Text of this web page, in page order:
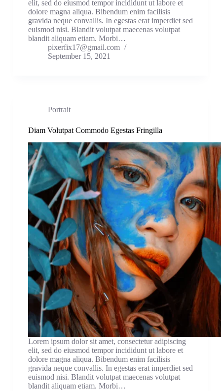
elit, sed do eiusmod tempor incididunt ut labore et
dolore magna aliqua. Bibendum enim facilisis
gravida neque convallis. In egestas erat imperdiet sed
euismod nisi. Blandit volutpat maecenas volutpat
blandit aliquam etiam. Morbi…
pixerfix17@gmail.com
September 15, 2021
Portrait
Diam Volutpat Commodo Egestas Fringilla
Lorem ipsum dolor sit amet, consectetur adipiscing
elit, sed do eiusmod tempor incididunt ut labore et
dolore magna aliqua. Bibendum enim facilisis
gravida neque convallis. In egestas erat imperdiet sed
euismod nisi. Blandit volutpat maecenas volutpat
blandit aliquam etiam. Morbi…